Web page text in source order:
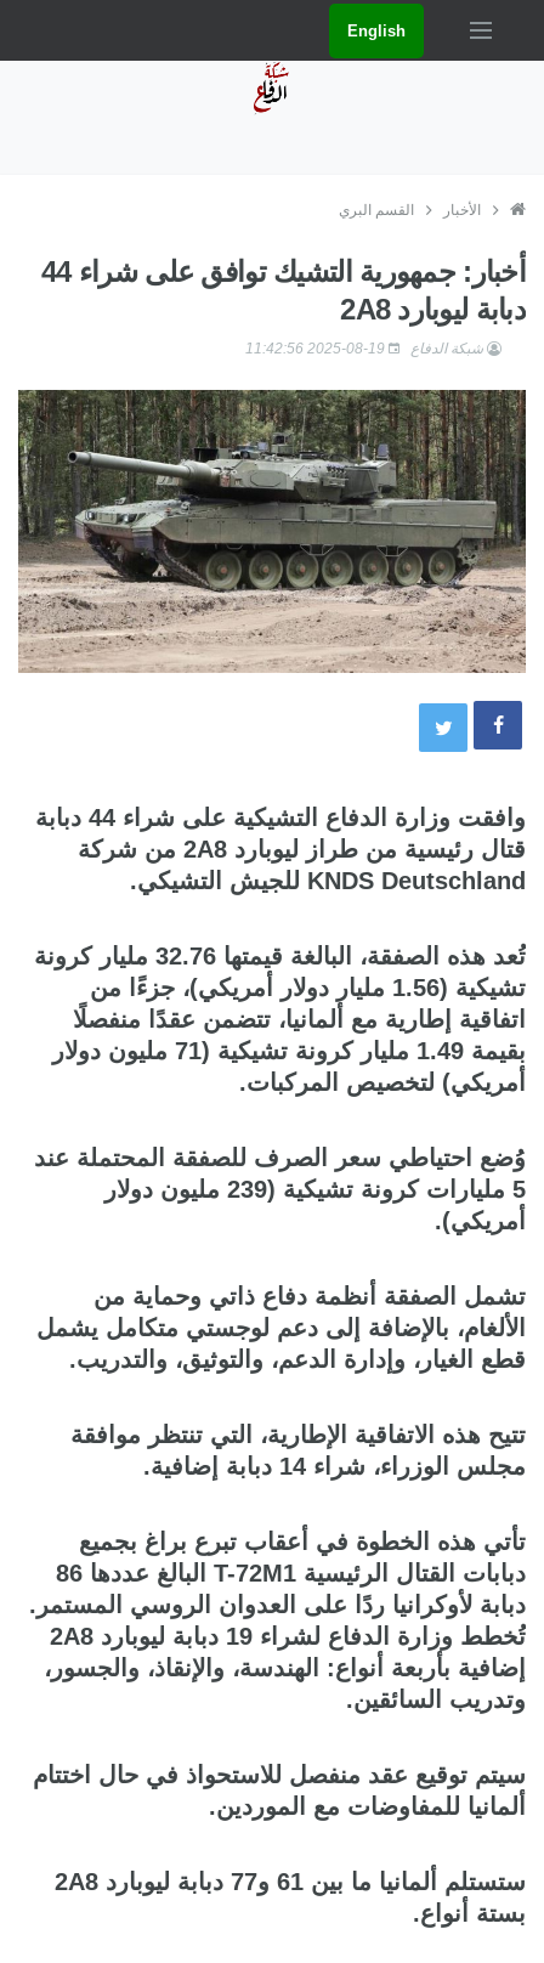
English
الأخبار القسم البري
أخبار: جمهورية التشيك توافق على شراء 44
دبابة ليوبارد 2A8
شبكة الدفاع
وافقت وزارة الدفاع التشيكية على شراء 44 دبابة
قتال رئيسية من طراز ليوبارد 2A8 من شركة
KNDS Deutschland للجيش التشيكي.
تُعد هذه الصفقة، البالغة قيمتها 32.76 مليار كرونة
تشيكية (1.56 مليار دولار أمريكي)، جزءًا من
اتفاقية إطارية مع ألمانيا، تتضمن عقدًا منفصلًا
بقيمة 1.49 مليار كرونة تشيكية (71 مليون دولار
أمريكي) لتخصيص المركبات.
وُضع احتياطي سعر الصرف للصفقة المحتملة عند
5 مليارات كرونة تشيكية (239 مليون دولار
أمريكي).
تشمل الصفقة أنظمة دفاع ذاتي وحماية من
الألغام، بالإضافة إلى دعم لوجستي متكامل يشمل
قطع الغيار، وإدارة الدعم، والتوثيق، والتدريب.
تتيح هذه الاتفاقية الإطارية، التي تنتظر موافقة
مجلس الوزراء، شراء 14 دبابة إضافية.
تأتي هذه الخطوة في أعقاب تبرع براغ بجميع
دبابات القتال الرئيسية T-72M1 البالغ عددها 86
دبابة لأوكرانيا ردًا على العدوان الروسي المستمر.
تُخطط وزارة الدفاع لشراء 19 دبابة ليوبارد 2A8
إضافية بأربعة أنواع: الهندسة، والإنقاذ، والجسور،
وتدريب السائقين.
سيتم توقيع عقد منفصل للاستحواذ في حال اختتام
ألمانيا للمفاوضات مع الموردين.
ستستلم ألمانيا ما بين 61 و77 دبابة ليوبارد 2A8
بستة أنواع.